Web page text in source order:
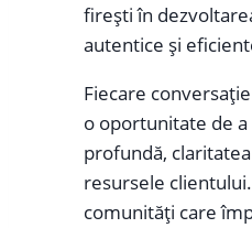
firești în
autentice și
Fiecare
o oportunitate de
profundă,
resursele
comunități care